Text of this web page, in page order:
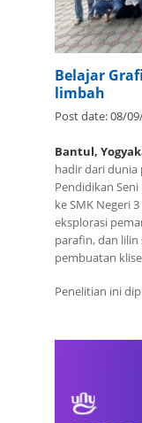
Belajar
limbah
Post date:08/
Bantul,
hadir dari dunia
Pendidikan Seni
ke SMK Negeri
eksplorasi
parafin, dan
pembuatan
Penelitian ini